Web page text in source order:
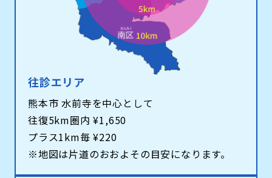
往診エリア
熊本市 水前寺を中心として
往復5km圏内 ¥1,650
プラス1km毎 ¥220
※地図は片道のおおよその目安になります。